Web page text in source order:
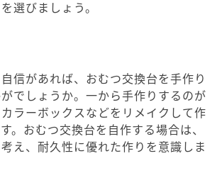
選びましょう。
信があれば、おむつ交換台を手作り
でしょうか。一から手作りするのが
ラーボックスなどをリメイクして作
。おむつ交換台を自作する場合は、
え、耐久性に優れた作りを意識しま